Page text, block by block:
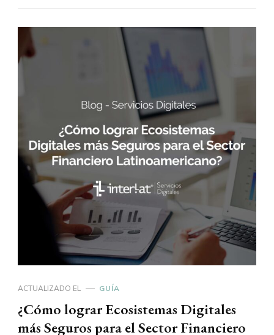
ACTUALIZADO EL GUÍA
¿Cómo lograr Ecosistemas Digitales
más Seguros para el Sector Financiero